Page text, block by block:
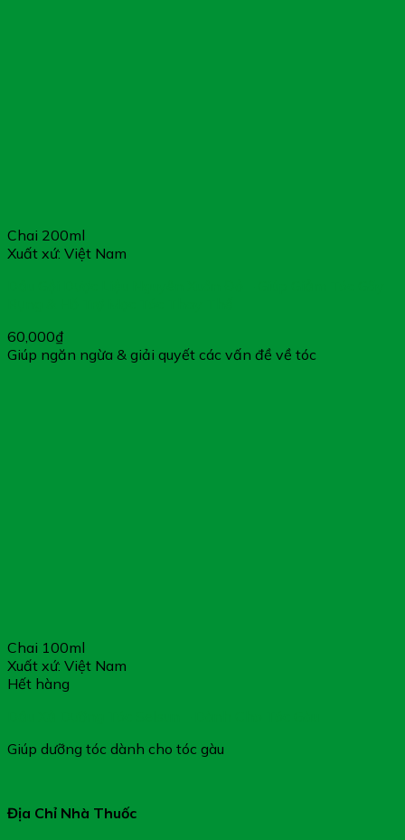
Chai 200ml
Xuất xứ: Việt Nam
60,000₫
Giúp ngăn ngừa & giải quyết các vấn đề về tóc
Chai 100ml
Xuất xứ: Việt Nam
Hết hàng
Giúp dưỡng tóc dành cho tóc gàu
Địa Chỉ Nhà Thuốc